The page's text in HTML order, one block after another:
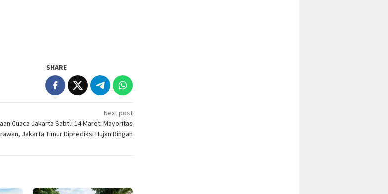
SHARE
Next post
Cuaca Jakarta Sabtu 14 Maret: Mayoritas
Jakarta Timur Diprediksi Hujan Ringan